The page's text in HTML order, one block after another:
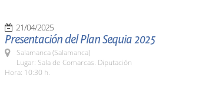
21/04/2025
Presentación del Plan Sequia 2025
Salamanca (Salamanca)
Lugar: Sala de Comarcas. Diputación
Hora: 10:30 h.